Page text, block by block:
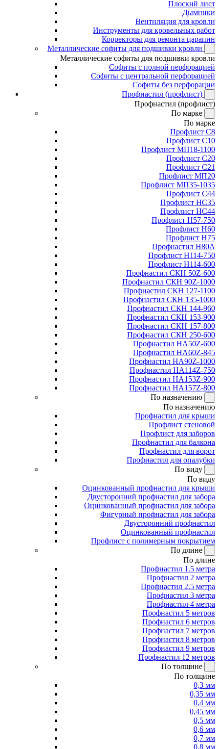
Плоский лист
Дымники
Вентиляция для кровли
Инструменты для кровельных работ
Корректоры для ремонта царапин
Металлические софиты для подшивки кровли
Металлические софиты для подшивки кровли
Софиты с полной перфорацией
Софиты с центральной перфорацией
Софиты без перфорации
Профнастил (профлист)
Профнастил (профлист)
По марке
По марке
Профлист С8
Профлист С10
Профлист МП18-1100
Профлист С20
Профлист С21
Профлист МП20
Профлист МП35-1035
Профлист С44
Профлист НС35
Профлист НС44
Профлист Н57-750
Профлист Н60
Профлист Н75
Профнастил Н80А
Профлист Н114-750
Профлист Н114-600
Профнастил СКН 50Z-600
Профнастил СКН 90Z-1000
Профнастил СКН 127-1100
Профнастил СКН 135-1000
Профнастил СКН 144-960
Профнастил СКН 153-900
Профнастил СКН 157-800
Профнастил СКН 250-600
Профнастил НА50Z-600
Профнастил НА60Z-845
Профнастил НА90Z-1000
Профнастил НА114Z-750
Профнастил НА153Z-900
Профнастил НА157Z-800
По назначению
По назначению
Профнастил для крыши
Профлист стеновой
Профлист для заборов
Профнастил для балкона
Профнастил для ворот
Профнастил для опалубки
По виду
По виду
Оцинкованный профнастил для крыши
Двусторонний профнастил для забора
Оцинкованный профнастил для забора
Фигурный профнастил для забора
Двусторонний профнастил
Оцинкованный профнастил
Профлист с полимерным покрытием
По длине
По длине
Профнастил 1.5 метра
Профнастил 2 метра
Профнастил 2.5 метра
Профнастил 3 метра
Профнастил 4 метра
Профнастил 5 метров
Профнастил 6 метров
Профнастил 7 метров
Профнастил 8 метров
Профнастил 9 метров
Профнастил 12 метров
По толщине
По толщине
0,3 мм
0,35 мм
0,4 мм
0,45 мм
0,5 мм
0,6 мм
0,7 мм
0,8 мм